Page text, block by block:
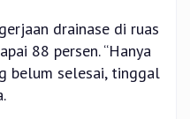
drainase di ruas
88 persen. “Hanya
belum selesai, tinggal